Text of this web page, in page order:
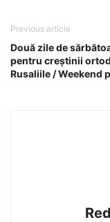
Previous article
Două zile de
pentru creștinii
Rusaliile / Weekend